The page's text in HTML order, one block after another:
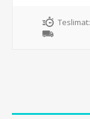
Teslimat: